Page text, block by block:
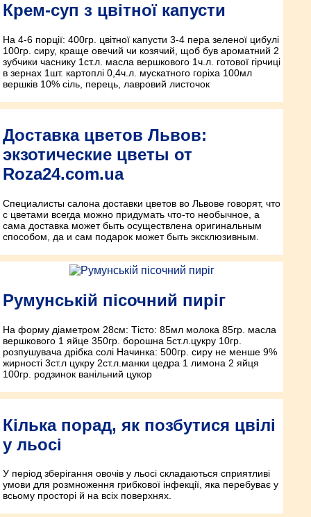
Крем-суп з цвітної капусти
На 4-6 порції: 400гр. цвітної капусти 3-4 пера зеленої цибулі
100гр. сиру, краще овечий чи козячий, щоб був ароматний 2
зубчики часнику 1ст.л. масла вершкового 1ч.л. готової гірчиці
в зернах 1шт. картоплі 0,4ч.л. мускатного горіха 100мл
вершків 10% сіль, перець, лавровий листочок
Доставка цветов Львов:
экзотические цветы от
Roza24.com.ua
Специалисты салона доставки цветов во Львове говорят, что
с цветами всегда можно придумать что-то необычное, а
сама доставка может быть осуществлена оригинальным
способом, да и сам подарок может быть эксклюзивным.
Румунській пісочний пиріг
На форму діаметром 28см: Тісто: 85мл молока 85гр. масла
вершкового 1 яйце 350гр. борошна 5ст.л.цукру 10гр.
розпушувача дрібка солі Начинка: 500гр. сиру не менше 9%
жирності 3ст.л цукру 2ст.л.манки цедра 1 лимона 2 яйця
100гр. родзинок ванільний цукор
Кілька порад, як позбутися цвілі
у льосі
У період зберігання овочів у льосі складаються сприятливі
умови для розмноження грибкової інфекції, яка перебуває у
всьому просторі й на всіх поверхнях.